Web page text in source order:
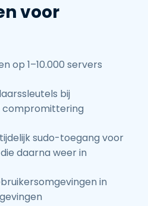
voor
op 1–10.000 servers
bij
compromittering
sudo-toegang voor
daarna weer in
in